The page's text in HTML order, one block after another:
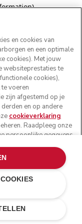
.
en cookies van
en een optimale
cookies). Met jouw
websiteprestaties te
cookies),
voeren
zijn afgestemd op je
en op andere
cookieverklaring
Raadpleeg onze
persoonlijke gegevens